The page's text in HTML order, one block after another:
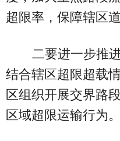
超限率，保障辖区
二要进一步推
结合辖区超限超载
区组织开展交界路
区域超限运输行为。